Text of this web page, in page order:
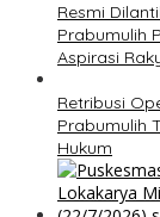
Resmi
Prabumulih
Aspirasi
Retribusi
Prabumulih
Hukum